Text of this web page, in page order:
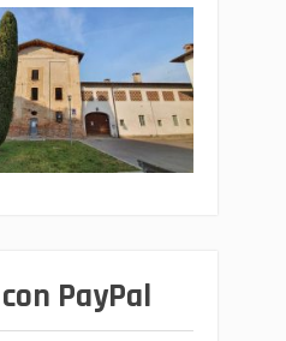
con PayPal